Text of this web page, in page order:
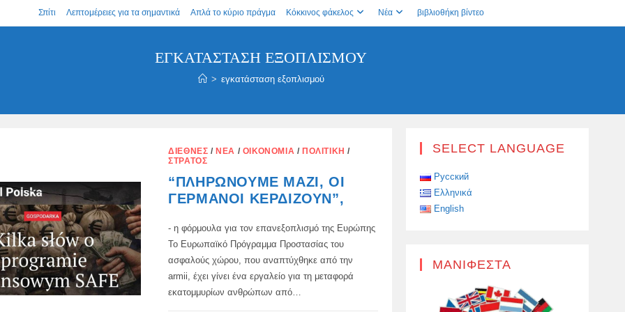
Σπίτι Λεπτομέρειες για τα σημαντικά Απλά το κύριο πράγμα Κόκκινος φάκελος Νέα βιβλιοθήκη βίντεο
ΕΓΚΑΤΆΣΤΑΣΗ ΕΞΟΠΛΙΣΜΟΎ
> εγκατάσταση εξοπλισμού
ΔΙΕΘΝΈΣ / ΝΈΑ / ΟΙΚΟΝΟΜΊΑ / ΠΟΛΙΤΙΚΉ /
ΣΤΡΑΤΌΣ
“ΠΛΗΡΏΝΟΥΜΕ ΜΑΖΊ, ΟΙ
ΓΕΡΜΑΝΟΊ ΚΕΡΔΊΖΟΥΝ”,
- η φόρμουλα για τον επανεξοπλισμό της Ευρώπης
Το Ευρωπαϊκό Πρόγραμμα Προστασίας του
ασφαλούς χώρου, που αναπτύχθηκε από την
armii, έχει γίνει ένα εργαλείο για τη μεταφορά
εκατομμυρίων ανθρώπων από…
SELECT LANGUAGE
Русский
Ελληνικά
English
ΜΑΝΙΦΈΣΤΑ